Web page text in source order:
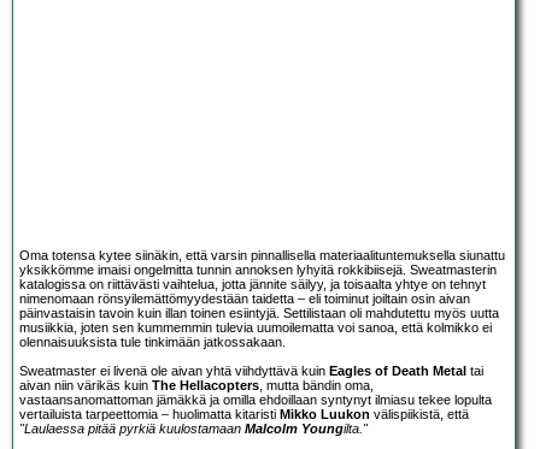
Oma totensa kytee siinäkin, että varsin pinnallisella materiaalituntemuksella siunattu
yksikkömme imaisi ongelmitta tunnin annoksen lyhyitä rokkibiisejä. Sweatmasterin
katalogissa on riittävästi vaihtelua, jotta jännite säilyy, ja toisaalta yhtye on tehnyt
nimenomaan rönsyilemättömyydestään taidetta – eli toiminut joiltain osin aivan
päinvastaisin tavoin kuin illan toinen esiintyjä. Settilistaan oli mahdutettu myös uutta
musiikkia, joten sen kummemmin tulevia uumoilematta voi sanoa, että kolmikko ei
olennaisuuksista tule tinkimään jatkossakaan.
Sweatmaster ei livenä ole aivan yhtä viihdyttävä kuin Eagles of Death Metal tai
aivan niin värikäs kuin The Hellacopters, mutta bändin oma,
vastaansanomattoman jämäkkä ja omilla ehdoillaan syntynyt ilmiasu tekee lopulta
vertailuista tarpeettomia – huolimatta kitaristi Mikko Luukon välispiikistä, että
"Laulaessa pitää pyrkiä kuulostamaan Malcolm Youngilta."